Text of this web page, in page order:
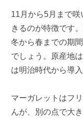
11月から5月まで
きるのが特徴です
冬から春までの期
でしょう。原産地
は明治時代から導
マーガレットはフ
んが、別の点で大